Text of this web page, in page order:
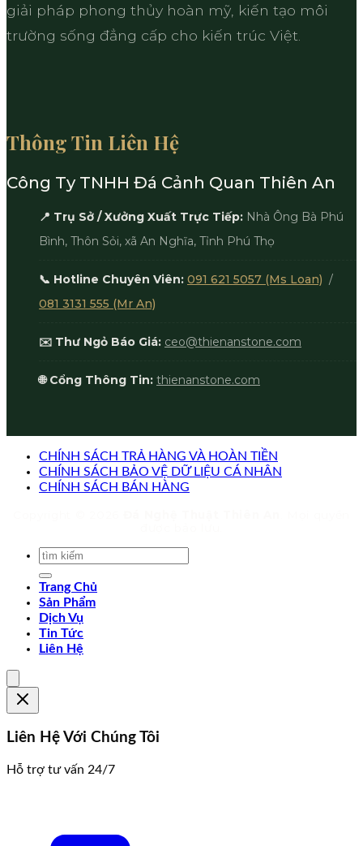
giải pháp phong thủy hoàn mỹ, kiến tạo môi
trường sống đẳng cấp cho kiến trúc Việt.
Thông Tin Liên Hệ
Công Ty TNHH Đá Cảnh Quan Thiên An
📍 Trụ Sở / Xưởng Xuất Trực Tiếp: Nhà Ông Bà Phú
Bình, Thôn Sỏi, xã An Nghĩa, Tỉnh Phú Thọ
📞 Hotline Chuyên Viên: 091 621 5057 (Ms Loan) /
081 3131 555 (Mr An)
✉️ Thư Ngỏ Báo Giá: ceo@thienanstone.com
🌐 Cổng Thông Tin: thienanstone.com
CHÍNH SÁCH TRẢ HÀNG VÀ HOÀN TIỀN
CHÍNH SÁCH BẢO VỆ DỮ LIỆU CÁ NHÂN
CHÍNH SÁCH BÁN HÀNG
Trang Chủ
Sản Phẩm
Dịch Vụ
Tin Tức
Liên Hệ
Liên Hệ Với Chúng Tôi
Hỗ trợ tư vấn 24/7